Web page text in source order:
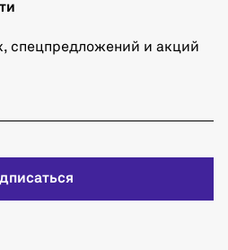
спецпредложений и акций